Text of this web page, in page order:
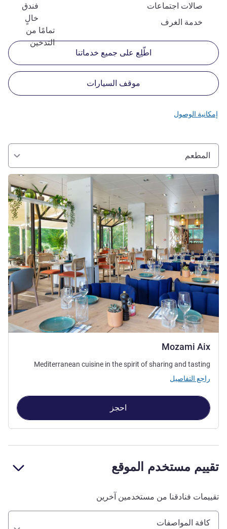
صالات اجتماعات
فندق
خالٍ
تمامًا من
التدخين
خدمة الغرف
اطّلِع على جميع خدماتنا
موقف السيارات
إمكانية الوصول
المطعم
Mozami Aix
راجع التفاصيل
Mediterranean cuisine in the spirit of sharing and tasting
راجع التفاصيل
احجز
تقييم مستخدم الموقع
تقييمات فنادقنا من مستخدمين آخرين
كافة المواصفات